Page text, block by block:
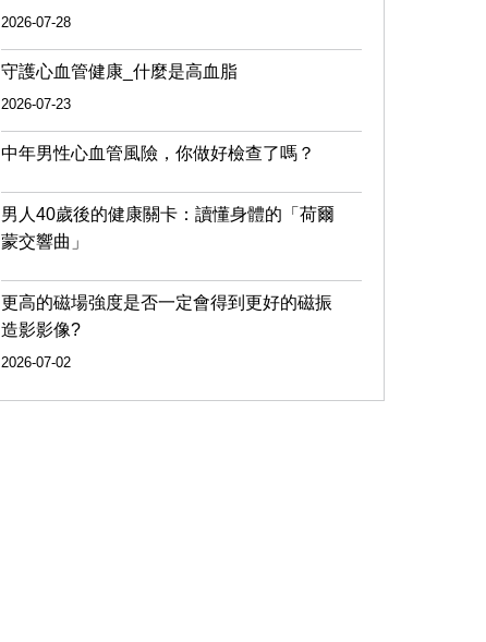
2026-07-28
守護心血管健康_什麼是高血脂
2026-07-23
中年男性心血管風險，你做好檢查了嗎？
男人40歲後的健康關卡：讀懂身體的「荷爾
蒙交響曲」
更高的磁場強度是否一定會得到更好的磁振
造影影像?
2026-07-02